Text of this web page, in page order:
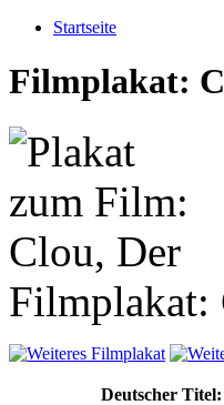
Startseite
Filmplakat:
Filmplakat:
Deutscher Titel: